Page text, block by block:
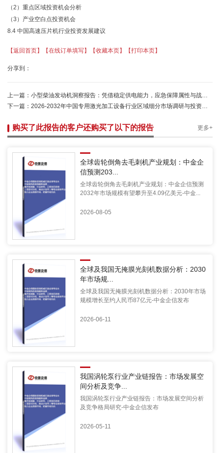
（2）重点区域投资机会分析
（3）产业空白点投资机会
8.4 中国高速压片机行业投资发展建议
【返回首页】 【在线订单填写】 【收藏本页】 【打印本页】
分享到：
上一篇： 小型柴油发动机洞察报告：凭借稳定供电能力，应急保障属性与战略价值持续提升-中金企信
下一篇： 2026-2032年中国专用激光加工设备行业区域细分市场调研与投资风险研究预测报告
购买了此报告的客户还购买了以下的报告 更多+
全球齿轮倒角去毛刺机产业规划：中金企
信预测203...
全球齿轮倒角去毛刺机产业规划：中金企信预测
2032年市场规模有望攀升至4.09亿美元-中金...
2026-08-05
全球及我国无掩膜光刻机数据分析：2030
年市场规...
全球及我国无掩膜光刻机数据分析：2030年市场
规模增长至约人民币87亿元-中金企信发布
2026-06-11
我国涡轮泵行业产业链报告：市场发展空
间分析及竞争...
我国涡轮泵行业产业链报告：市场发展空间分析
及竞争格局研究-中金企信发布
2026-05-11